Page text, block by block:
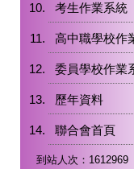
考生作業系統
高中職學校作
委員學校作業
歷年資料
聯合會首頁
到站人次：1612969